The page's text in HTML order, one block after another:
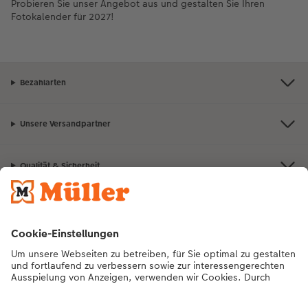
Probieren Sie unser Angebot aus und gestalten Sie Ihren
Fotokalender für 2027!
Bezahlarten
Unsere Versandpartner
Qualität & Sicherheit
Nachhaltigkeit bei CEWE
Mein Fotoservice